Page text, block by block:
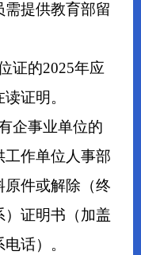
提供教育部留
证的2025年应
证明。
企事业单位的
作单位人事部
原件或解除（终
）证明书（加盖
话）。